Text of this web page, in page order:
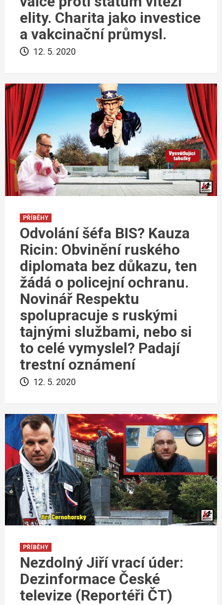
elity. Charita jako investice
a vakcinační průmysl.
12. 5. 2020
PŘÍBĚHY
Odvolání šéfa BIS? Kauza
Ricin: Obvinění ruského
diplomata bez důkazu, ten
žádá o policejní ochranu.
Novinář Respektu
spolupracuje s ruskými
tajnými službami, nebo si
to celé vymyslel? Padají
trestní oznámení
12. 5. 2020
PŘÍBĚHY
Nezdolný Jiří vrací úder:
Dezinformace České
televize (Reportéři ČT)